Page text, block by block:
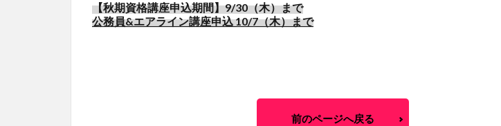
【秋期資格講座申込期間】9/30（木）まで
公務員&エアライン講座申込 10/7（木）まで
前のページへ戻る